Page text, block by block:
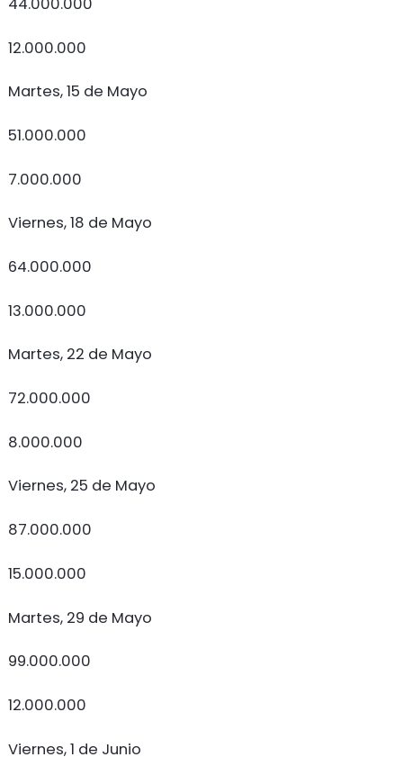
12.000.000
Martes, 15 de Mayo
51.000.000
7.000.000
Viernes, 18 de Mayo
64.000.000
13.000.000
Martes, 22 de Mayo
72.000.000
8.000.000
Viernes, 25 de Mayo
87.000.000
15.000.000
Martes, 29 de Mayo
99.000.000
12.000.000
Viernes, 1 de Junio